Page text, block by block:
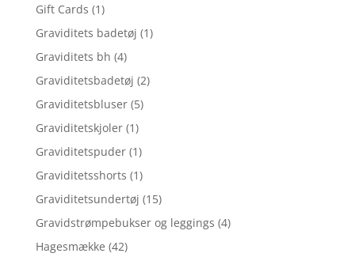
Gift Cards (1)
Graviditets badetøj (1)
Graviditets bh (4)
Graviditetsbadetøj (2)
Graviditetsbluser (5)
Graviditetskjoler (1)
Graviditetspuder (1)
Graviditetsshorts (1)
Graviditetsundertøj (15)
Gravidstrømpebukser og leggings (4)
Hagesmække (42)